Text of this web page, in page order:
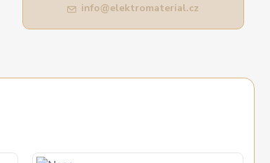
info@elektromaterial.cz